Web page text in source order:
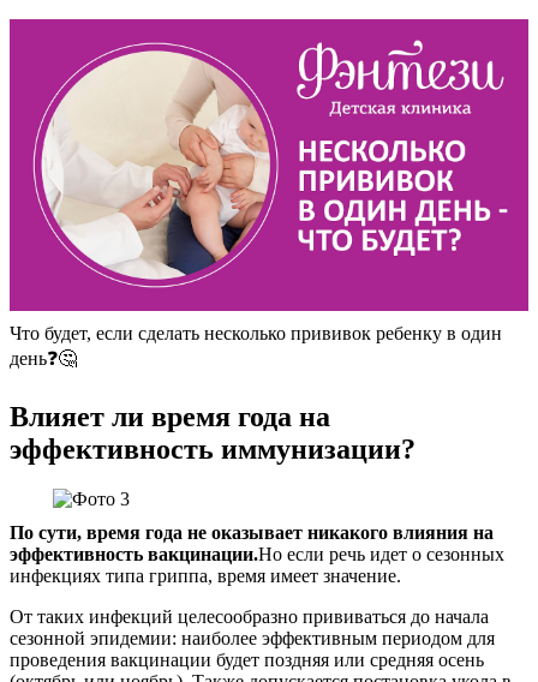
Что будет, если сделать несколько прививок ребенку в один
день❓🤔
Влияет ли время года на
эффективность иммунизации?
По сути, время года не оказывает никакого влияния на
эффективность вакцинации.Но если речь идет о сезонных
инфекциях типа гриппа, время имеет значение.
От таких инфекций целесообразно прививаться до начала
сезонной эпидемии: наиболее эффективным периодом для
проведения вакцинации будет поздняя или средняя осень